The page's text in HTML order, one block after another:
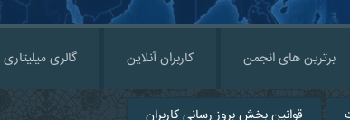
برترین های انجمن کاربران آنلاین گالری میلیتاری
قوانین بخش بروز رسانی کاربران